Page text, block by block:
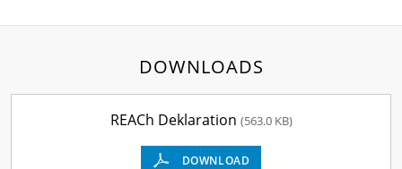
DOWNLOADS
REACh Deklaration (563.0 KB)
DOWNLOAD